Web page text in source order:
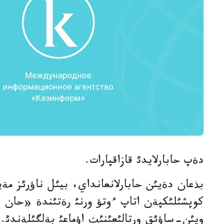
دةپ حابارلايدئ قازاقپارات.
بذعان دةيئن حابارلانعانداي، بيئل ناؤرئز
كوپشئلئكپةن اتاپ ءوتؤ ورنئ رةتئندة «حان